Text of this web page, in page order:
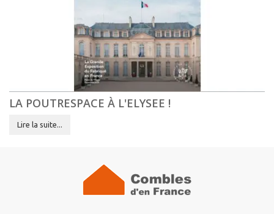
LA POUTRESPACE À L'ELYSEE !
Lire la suite...